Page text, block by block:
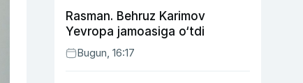
Rasman. Behruz Karimov
Yevropa jamoasiga o‘tdi
Bugun, 16:17